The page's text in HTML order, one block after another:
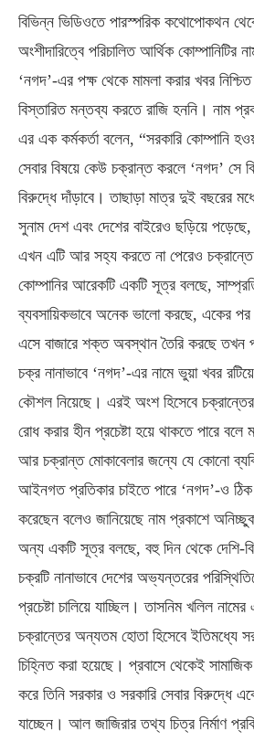
বিভিন্ন ভিডিওতে পারস্পরিক কথোপোকথন
অংশীদারিত্বে পরিচালিত আর্থিক কোম্পানিটির
‘নগদ’-এর পক্ষ থেকে মামলা করার খবর
বিস্তারিত মন্তব্য করতে রাজি হননি। নাম
এর এক কর্মকর্তা বলেন, “সরকারি কোম্পানি
সেবার বিষয়ে কেউ চক্রান্ত করলে ‘নগদ’ সে
বিরুদ্ধে দাঁড়াবে। তাছাড়া মাত্র দুই বছরের
সুনাম দেশ এবং দেশের বাইরেও ছড়িয়ে
এখন এটি আর সহ্য করতে না পেরেও
কোম্পানির আরেকটি একটি সূত্র বলছে,
ব্যবসায়িকভাবে অনেক ভালো করছে, একের
এসে বাজারে শক্ত অবস্থান তৈরি করছে তখন
চক্র নানাভাবে ‘নগদ’-এর নামে ভুয়া খবর
কৌশল নিয়েছে। এরই অংশ হিসেবে চক্রান্তের
রোধ করার হীন প্রচেষ্টা হয়ে থাকতে পারে বলে
আর চক্রান্ত মোকাবেলার জন্যে যে কোনো
আইনগত প্রতিকার চাইতে পারে ‘নগদ’-ও
করেছেন বলেও জানিয়েছে নাম প্রকাশে
অন্য একটি সূত্র বলছে, বহু দিন থেকে দেশি-
চক্রটি নানাভাবে দেশের অভ্যন্তরের
প্রচেষ্টা চালিয়ে যাচ্ছিল। তাসনিম খলিল
চক্রান্তের অন্যতম হোতা হিসেবে ইতিমধ্যে
চিহ্নিত করা হয়েছে। প্রবাসে থেকেই
করে তিনি সরকার ও সরকারি সেবার বিরুদ্ধে
যাচ্ছেন। আল জাজিরার তথ্য চিত্র নির্মাণ